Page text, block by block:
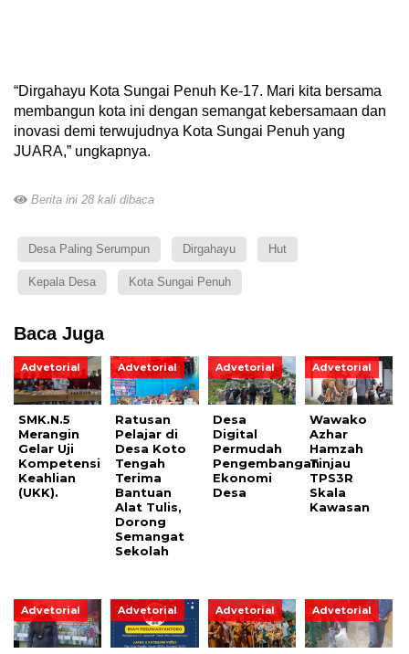
“Dirgahayu Kota Sungai Penuh Ke-17. Mari kita bersama
membangun kota ini dengan semangat kebersamaan dan
inovasi demi terwujudnya Kota Sungai Penuh yang
JUARA,” ungkapnya.
Berita ini 28 kali dibaca
Desa Paling Serumpun Dirgahayu Hut
Kepala Desa Kota Sungai Penuh
Baca Juga
Advetorial
SMK.N.5
Merangin
Gelar Uji
Kompetensi
Keahlian
(UKK).
Advetorial
Ratusan
Pelajar di
Desa Koto
Tengah
Terima
Bantuan
Alat Tulis,
Dorong
Semangat
Sekolah
Advetorial
Desa
Digital
Permudah
Pengembangan
Ekonomi
Desa
Advetorial
Wawako
Azhar
Hamzah
Tinjau
TPS3R
Skala
Kawasan
Advetorial Advetorial Advetorial Advetorial